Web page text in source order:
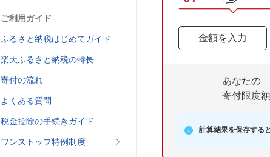
ご利用ガイド
ふるさと納税はじめてガイド
楽天ふるさと納税の特長
寄付の流れ
よくある質問
税金控除の手続きガイド
ワンストップ特例制度
あなたの
寄付限度
計算結果を保存する